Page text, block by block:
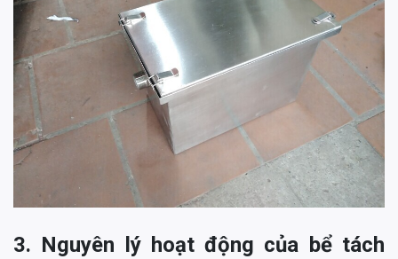
3. Nguyên lý hoạt động của bể tách